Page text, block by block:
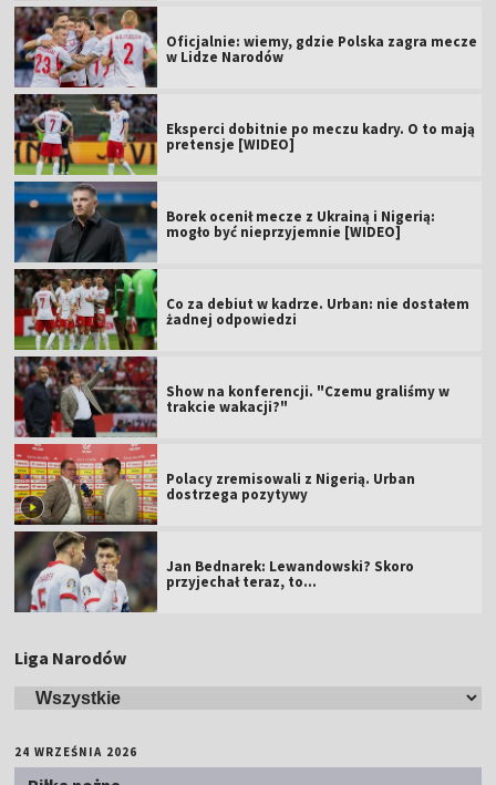
Oficjalnie: wiemy, gdzie Polska zagra mecze
w Lidze Narodów
Eksperci dobitnie po meczu kadry. O to mają
pretensje [WIDEO]
Borek ocenił mecze z Ukrainą i Nigerią:
mogło być nieprzyjemnie [WIDEO]
Co za debiut w kadrze. Urban: nie dostałem
żadnej odpowiedzi
Show na konferencji. "Czemu graliśmy w
trakcie wakacji?"
Polacy zremisowali z Nigerią. Urban
dostrzega pozytywy
Jan Bednarek: Lewandowski? Skoro
przyjechał teraz, to…
Liga Narodów
24 WRZEŚNIA 2026